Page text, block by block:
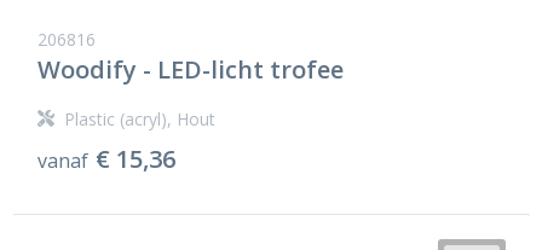
206816
Woodify - LED-licht trofee
Plastic (acryl), Hout
vanaf € 15,36